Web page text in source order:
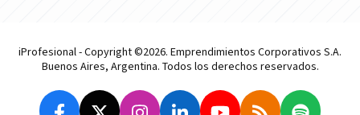
iProfesional - Copyright ©2026. Emprendimientos Corporativos S.A.
Buenos Aires, Argentina. Todos los derechos reservados.